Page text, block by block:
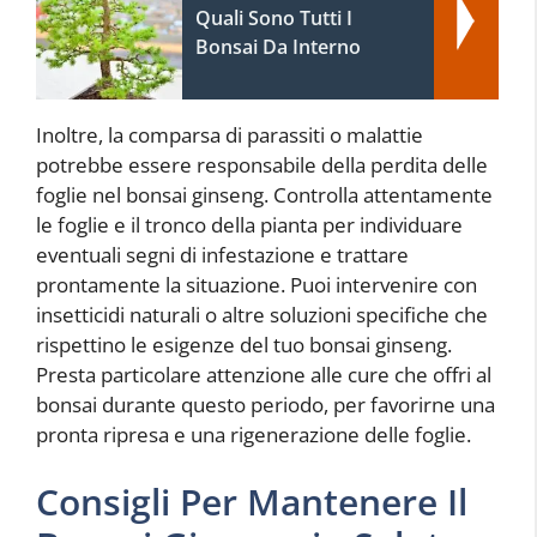
Quali Sono Tutti I
Bonsai Da Interno
Inoltre, la comparsa di parassiti o malattie
potrebbe essere responsabile della perdita delle
foglie nel bonsai ginseng. Controlla attentamente
le foglie e il tronco della pianta per individuare
eventuali segni di infestazione e trattare
prontamente la situazione. Puoi intervenire con
insetticidi naturali o altre soluzioni specifiche che
rispettino le esigenze del tuo bonsai ginseng.
Presta particolare attenzione alle cure che offri al
bonsai durante questo periodo, per favorirne una
pronta ripresa e una rigenerazione delle foglie.
Consigli Per Mantenere Il